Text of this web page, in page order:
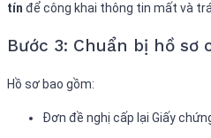
tín để công khai thông tin mất và
Bước 3: Chuẩn bị hồ sơ
Hồ sơ bao gồm:
Đơn đề nghị cấp lại Giấy